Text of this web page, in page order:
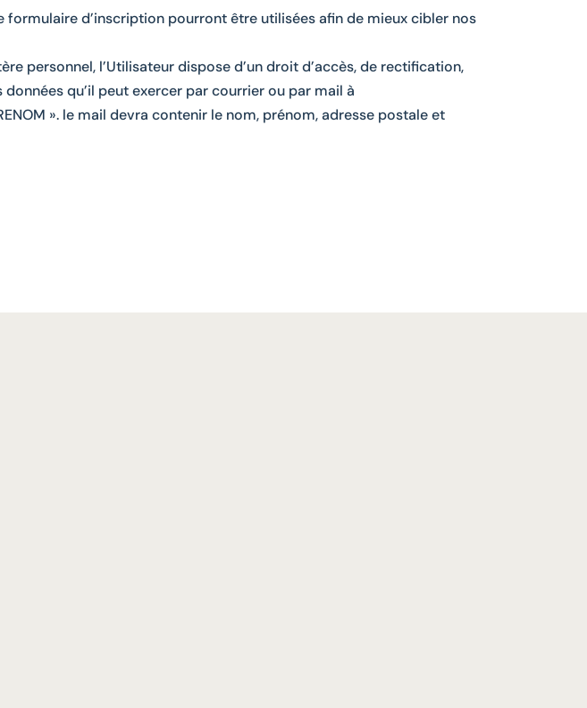
formulaire d’inscription pourront être utilisées afin de mieux cibler nos
personnel, l’Utilisateur dispose d’un droit d’accès, de rectification,
qu’il peut exercer par courrier ou par mail à
». le mail devra contenir le nom, prénom, adresse postale et